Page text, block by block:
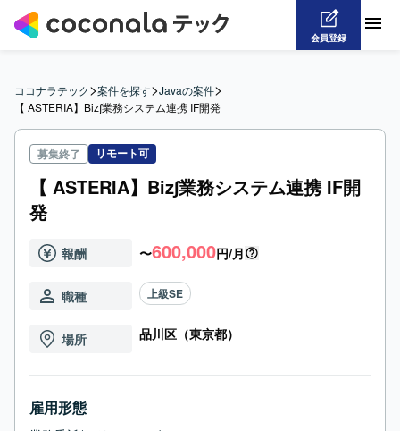
会員登録
ココナラテック>案件を探す>Javaの案件>
【 ASTERIA】Biz∫業務システム連携 IF開発
募集終了 リモート可
【 ASTERIA】Biz∫業務システム連携 IF開
発
報酬 〜600,000円/月
職種 上級SE
場所 品川区（東京都）
雇用形態